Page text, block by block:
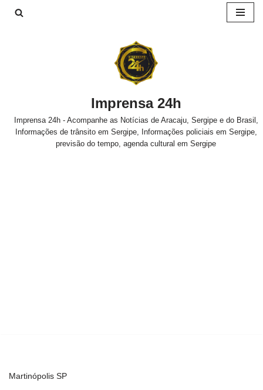
Imprensa 24h
Imprensa 24h - Acompanhe as Notícias de Aracaju, Sergipe e do Brasil,
Informações de trânsito em Sergipe, Informações policiais em Sergipe,
previsão do tempo, agenda cultural em Sergipe
Martinópolis SP